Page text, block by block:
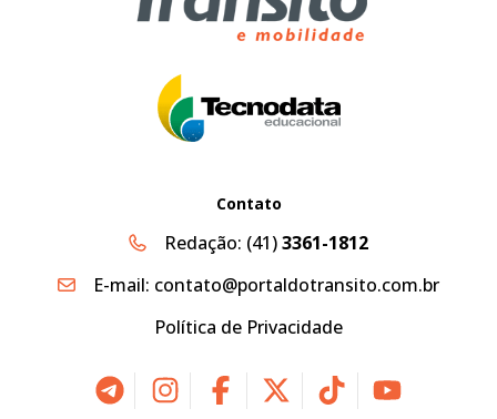
Contato
Redação: (41)3361-1812
E-mail: contato@portaldotransito.com.br
Política de Privacidade